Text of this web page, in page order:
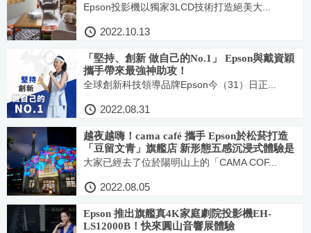
Epson投影機以獨家3LCD技術打造絕美大...
2022.10.13
「堅持、創新 做自己的No.1」 Epson與戴資穎
攜手帶來最強神助攻！
全球創新科技領導品牌Epson今（31）日正...
2022.08.31
越夜越嗨！cama café 攜手 Epson於松菸打造
「豆留文青」旗艦店 新形態五感沉浸式體驗是
特色
大家已經去了位於陽明山上的「CAMA COF...
2022.08.05
Epson 推出旗艦真4K家庭劇院投影機EH-
LS12000B！快來圓山音響展體驗